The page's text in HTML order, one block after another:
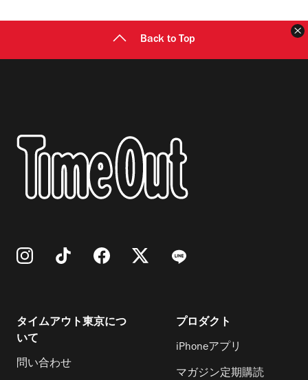
Back to Top
タイムアウト東京につ
いて
問い合わせ
プロダクト
iPhoneアプリ
マガジン定期購読